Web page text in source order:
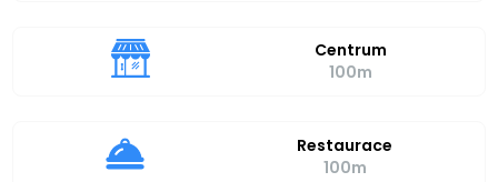
Centrum
100m
Restaurace
100m